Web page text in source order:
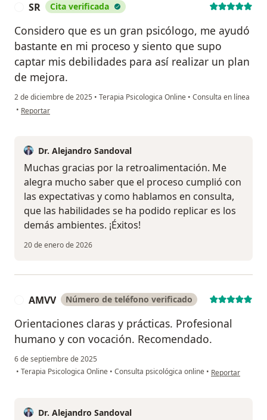
SR Cita verificada
Considero que es un gran psicólogo, me ayudó
bastante en mi proceso y siento que supo
captar mis debilidades para así realizar un plan
de mejora.
2 de diciembre de 2025 • Terapia Psicologica Online • Consulta en línea
• en opinión del usuario SR
Reportar
Dr. Alejandro Sandoval
Muchas gracias por la retroalimentación. Me
alegra mucho saber que el proceso cumplió con
las expectativas y como hablamos en consulta,
que las habilidades se ha podido replicar es los
demás ambientes. ¡Éxitos!
20 de enero de 2026
AMVV Número de teléfono verificado
Orientaciones claras y prácticas. Profesional
humano y con vocación. Recomendado.
6 de septiembre de 2025
• Terapia Psicologica Online • Consulta psicológica online • en opinión del
Reportar
Dr. Alejandro Sandoval